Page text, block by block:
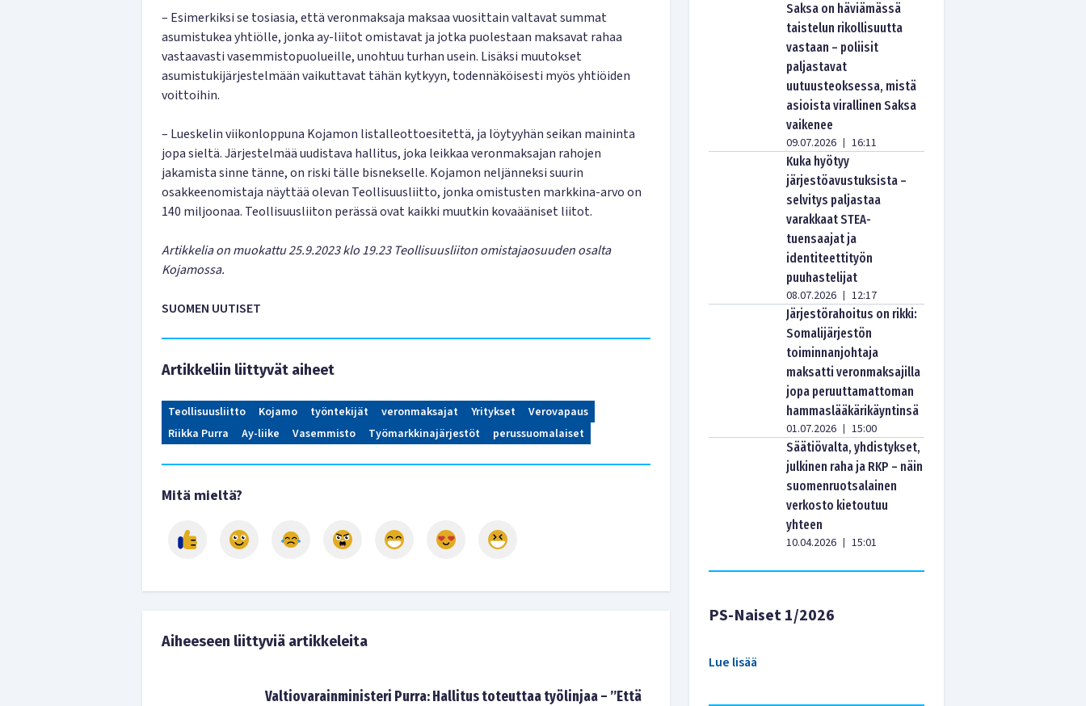
– Esimerkiksi se tosiasia, että veronmaksaja maksaa vuosittain valtavat summat
asumistukea yhtiölle, jonka ay-liitot omistavat ja jotka puolestaan maksavat rahaa
vastaavasti vasemmistopuolueille, unohtuu turhan usein. Lisäksi muutokset
asumistukijärjestelmään vaikuttavat tähän kytkyyn, todennäköisesti myös yhtiöiden
voittoihin.
– Lueskelin viikonloppuna Kojamon listalleottoesitettä, ja löytyyhän seikan maininta
jopa sieltä. Järjestelmää uudistava hallitus, joka leikkaa veronmaksajan rahojen
jakamista sinne tänne, on riski tälle bisnekselle. Kojamon neljänneksi suurin
osakkeenomistaja näyttää olevan Teollisuusliitto, jonka omistusten markkina-arvo on
140 miljoonaa. Teollisuusliiton perässä ovat kaikki muutkin kovaääniset liitot.
Artikkelia on muokattu 25.9.2023 klo 19.23 Teollisuusliiton omistajaosuuden osalta
Kojamossa.
SUOMEN UUTISET
Artikkeliin liittyvät aiheet
Teollisuusliitto Kojamo työntekijät veronmaksajat Yritykset
Verovapaus
Riikka Purra
Ay-liike Vasemmisto Työmarkkinajärjestöt perussuomalaiset
Mitä mieltä?
Aiheeseen liittyviä artikkeleita
Valtiovarainministeri Purra: Hallitus toteuttaa työlinjaa – ”Että
Saksa on häviämässä
taistelun rikollisuutta
vastaan – poliisit
paljastavat
uutuusteoksessa, mistä
asioista virallinen Saksa
vaikenee
09.07.2026 | 16:11
Kuka hyötyy
järjestöavustuksista –
selvitys paljastaa
varakkaat STEA-
tuensaajat ja
identiteettityön
puuhastelijat
08.07.2026 | 12:17
Järjestörahoitus on rikki:
Somalijärjestön
toiminnanjohtaja
maksatti veronmaksajilla
jopa peruuttamattoman
hammaslääkärikäyntinsä
01.07.2026 | 15:00
Säätiövalta, yhdistykset,
julkinen raha ja RKP – näin
suomenruotsalainen
verkosto kietoutuu
yhteen
10.04.2026 | 15:01
PS-Naiset 1/2026
Lue lisää